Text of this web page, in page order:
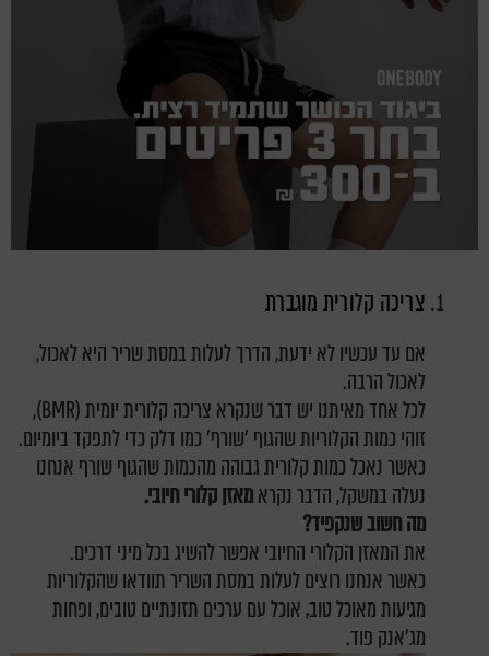
צריכה קלורית מוגברת
אם עד עכשיו לא ידעת, הדרך לעלות במסת שריר היא לאכול,
לאכול הרבה.
לכל אחד מאיתנו יש דבר שנקרא צריכה קלורית יומית (BMR),
זוהי כמות הקלוריות שהגוף 'שורף' כמו דלק כדי לתפקד ביומיום.
כאשר נאכל כמות קלורית גבוהה מהכמות שהגוף שורף אנחנו
נעלה במשקל, הדבר נקראמאזן קלורי חיובי.
מה חשוב שנקפיד?
את המאזן הקלורי החיובי אפשר להשיג בכל מיני דרכים.
כאשר אנחנו רוצים לעלות במסת השריר תוודאו שהקלוריות
מגיעות מאוכל טוב, אוכל עם ערכים תזונתיים טובים, ופחות
מג'אנק פוד.